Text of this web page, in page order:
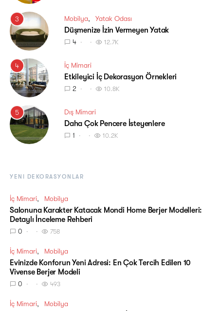
3 Mobilya Yatak Odası
Düşmenize İzin Vermeyen Yatak
4 12.7K
4 İç Mimari
Etkileyici İç Dekorasyon Örnekleri
2 10.8K
5 Dış Mimari
Daha Çok Pencere İsteyenlere
1 10.2K
YENI DEKORASYONLAR
İç Mimari Mobilya
Salonuna Karakter Katacak Mondi Home Berjer Modelleri:
Detaylı İnceleme Rehberi
0 758
İç Mimari Mobilya
Evinizde Konforun Yeni Adresi: En Çok Tercih Edilen 10
Vivense Berjer Modeli
0 493
İç Mimari Mobilya